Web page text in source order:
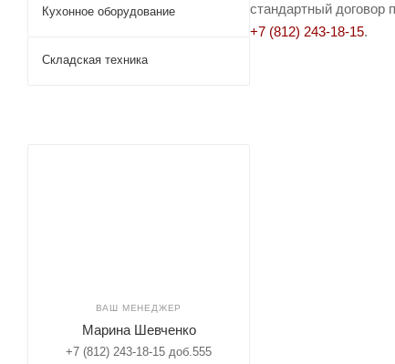
стандартный договор
+7 (812) 243-18-15.
Кухонное оборудование
Складская техника
ВАШ МЕНЕДЖЕР
Марина Шевченко
+7 (812) 243-18-15 доб.555